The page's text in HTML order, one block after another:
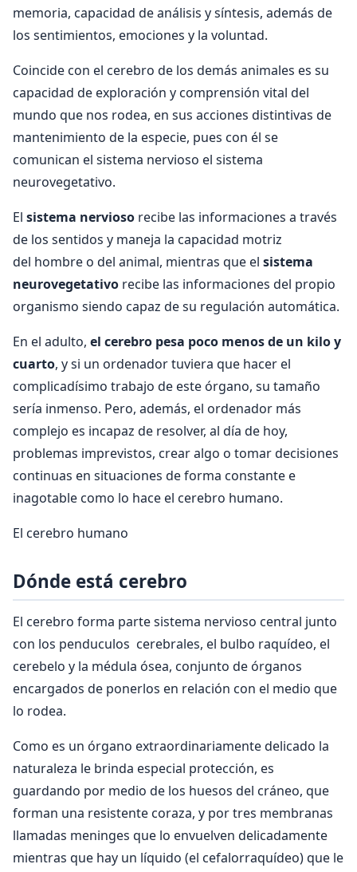
memoria, capacidad de análisis y síntesis, además de
los sentimientos, emociones y la voluntad.
Coincide con el cerebro de los demás animales es su
capacidad de exploración y comprensión vital del
mundo que nos rodea, en sus acciones distintivas de
mantenimiento de la especie, pues con él se
comunican el sistema nervioso el sistema
neurovegetativo.
El sistema nervioso recibe las informaciones a través
de los sentidos y maneja la capacidad motriz
del hombre o del animal, mientras que el sistema
neurovegetativo recibe las informaciones del propio
organismo siendo capaz de su regulación automática.
En el adulto, el cerebro pesa poco menos de un kilo y
cuarto, y si un ordenador tuviera que hacer el
complicadísimo trabajo de este órgano, su tamaño
sería inmenso. Pero, además, el ordenador más
complejo es incapaz de resolver, al día de hoy,
problemas imprevistos, crear algo o tomar decisiones
continuas en situaciones de forma constante e
inagotable como lo hace el cerebro humano.
El cerebro humano
Dónde está cerebro
El cerebro forma parte sistema nervioso central junto
con los penduculos cerebrales, el bulbo raquídeo, el
cerebelo y la médula ósea, conjunto de órganos
encargados de ponerlos en relación con el medio que
lo rodea.
Como es un órgano extraordinariamente delicado la
naturaleza le brinda especial protección, es
guardando por medio de los huesos del cráneo, que
forman una resistente coraza, y por tres membranas
llamadas meninges que lo envuelven delicadamente
mientras que hay un líquido (el cefalorraquídeo) que le